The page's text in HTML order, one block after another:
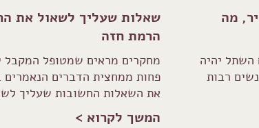
מה
יהיה
רבות
שאלות שעליך לשאול את
הרמת חזה
מחקרים מראים שמטופל המקבל
פחות ממחצית הדברים הנאמרים
את השאלות החשובות שעליך
המשך לקרוא >